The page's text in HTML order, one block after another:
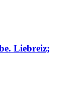
Liebreiz;